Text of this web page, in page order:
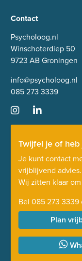
Contact
Psycholoog.nl
Winschoterdiep 50
9723 AB Groningen
info@psycholoog.nl
085 273 3339
Twijfel je of
Je kunt contact
vrijblijvend
Wij zitten klaar
Bel 085 273 3339
Plan